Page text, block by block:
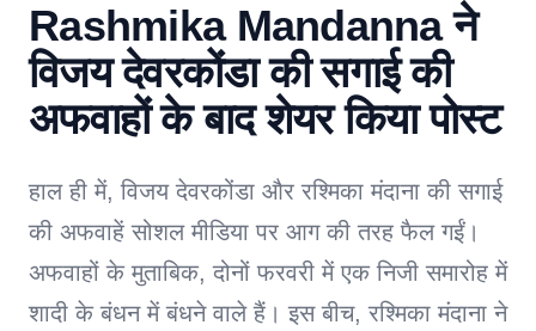
Rashmika Mandanna ने
विजय देवरकोंडा की सगाई की
अफवाहों के बाद शेयर किया पोस्ट
हाल ही में, विजय देवरकोंडा और रश्मिका मंदाना की सगाई
की अफवाहें सोशल मीडिया पर आग की तरह फैल गईं।
अफवाहों के मुताबिक, दोनों फरवरी में एक निजी समारोह में
शादी के बंधन में बंधने वाले हैं। इस बीच, रश्मिका मंदाना ने